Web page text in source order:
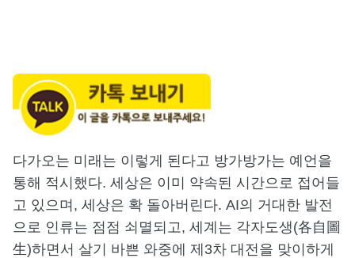
다가오는 미래는 이렇게 된다고 방가방가는 예언을
통해 적시했다. 세상은 이미 약속된 시간으로 접어들
고 있으며, 세상은 확 돌아버린다. AI의 거대한 발전
으로 인류는 점점 쇠멸되고, 세계는 각자도생(各自圖
生)하면서 살기 바쁜 와중에 제3차 대전을 맞이하게